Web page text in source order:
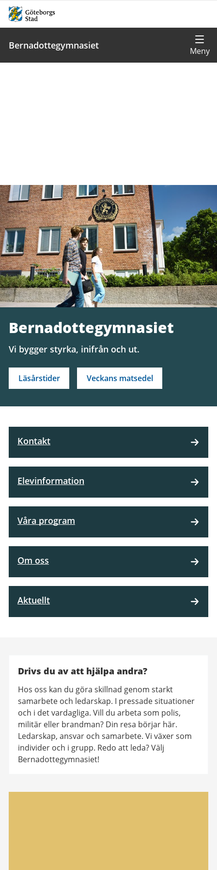
Bernadottegymnasiet
Bernadottegymnasiet
Vi bygger styrka, inifrån och ut.
Läsårstider Veckans matsedel
Kontakt
Elevinformation
Våra program
Om oss
Aktuellt
Drivs du av att hjälpa andra?
Hos oss kan du göra skillnad genom starkt
samarbete och ledarskap. I pressade situationer
och i det vardagliga. Vill du arbeta som polis,
militär eller brandman? Din resa börjar här.
Ledarskap, ansvar och samarbete. Vi växer som
individer och i grupp. Redo att leda? Välj
Bernadottegymnasiet!